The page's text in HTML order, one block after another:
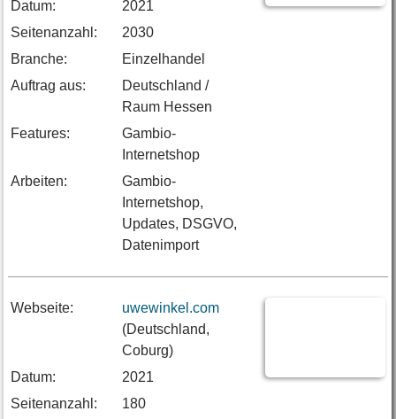
Datum:
2021
Seitenanzahl:
2030
Branche:
Einzelhandel
Auftrag aus:
Deutschland /
Raum Hessen
Features:
Gambio-
Internetshop
Arbeiten:
Gambio-
Internetshop,
Updates, DSGVO,
Datenimport
Webseite:
uwewinkel.com
(Deutschland,
Coburg)
Datum:
2021
Seitenanzahl:
180